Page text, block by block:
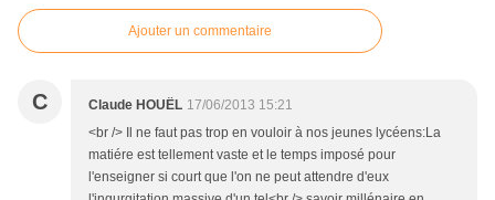
Ajouter un commentaire
C Claude HOUËL 17/06/2013 15:21
<br /> Il ne faut pas trop en vouloir à nos jeunes lycéens:La
matiére est tellement vaste et le temps imposé pour
l'enseigner si court que l'on ne peut attendre d'eux